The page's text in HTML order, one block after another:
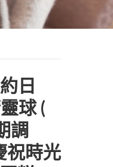
日
球 (
調
祝時光